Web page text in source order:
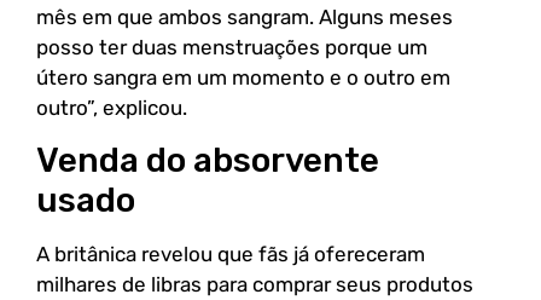
mês em que ambos sangram. Alguns meses
posso ter duas menstruações porque um
útero sangra em um momento e o outro em
outro”, explicou.
Venda do absorvente
usado
A britânica revelou que fãs já ofereceram
milhares de libras para comprar seus produtos